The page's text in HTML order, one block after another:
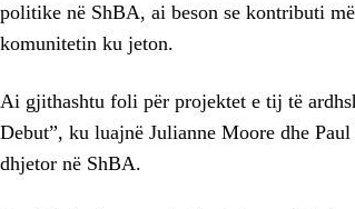
politike në ShBA, ai beson se kontributi
komunitetin ku jeton.
Ai gjithashtu foli për projektet e tij të
Debut”, ku luajnë Julianne Moore dhe
dhjetor në ShBA.